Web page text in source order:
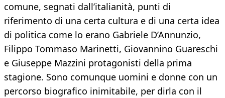
comune, segnati dall’italianità, punti di
riferimento di una certa cultura e di una certa idea
di politica come lo erano Gabriele D’Annunzio,
Filippo Tommaso Marinetti, Giovannino Guareschi
e Giuseppe Mazzini protagonisti della prima
stagione. Sono comunque uomini e donne con un
percorso biografico inimitabile, per dirla con il